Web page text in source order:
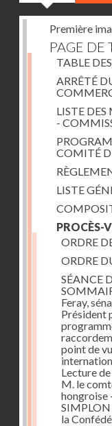
Première
PAGE DE
TABLE
ARRÊTÉ
LISTE
-
COMITÉ
LISTE
PROCÈS-
ORDRE
ORDRE
SÉANCE
Feray,
Président
point de
Lecture
M. le
hongroise
SIMPLON
la